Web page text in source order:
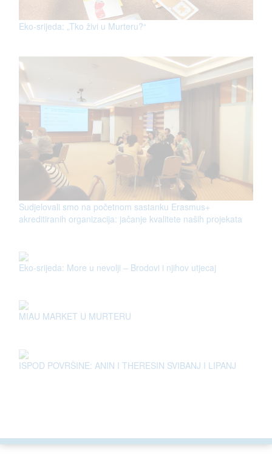
Eko-srijeda: „Tko živi u Murteru?“
Sudjelovali smo na početnom sastanku Erasmus+
akreditiranih organizacija: jačanje kvalitete naših projekata
Eko-srijeda: More u nevolji – Brodovi i njihov utjecaj
MIAU MARKET U MURTERU
ISPOD POVRŠINE: ANIN I THERESIN SVIBANJ I LIPANJ